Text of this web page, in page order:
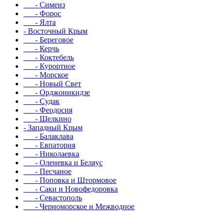
- Симеиз
- Форос
- Ялта
- Восточный Крым
- Береговое
- Керчь
- Коктебель
- Курортное
- Морское
- Новый Свет
- Орджоникидзе
- Судак
- Феодосия
- Щелкино
- Западный Крым
- Балаклава
- Евпатория
- Николаевка
- Оленевка и Беляус
- Песчаное
- Поповка и Штормовое
- Саки и Новофедоровка
- Севастополь
- Черноморское и Межводное